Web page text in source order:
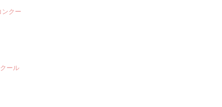
ンクー
ール